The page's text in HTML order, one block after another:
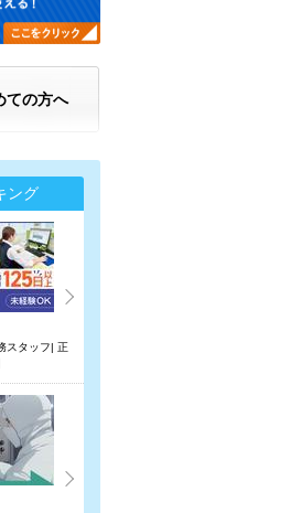
ての方へ
ング
スタッフ| 正